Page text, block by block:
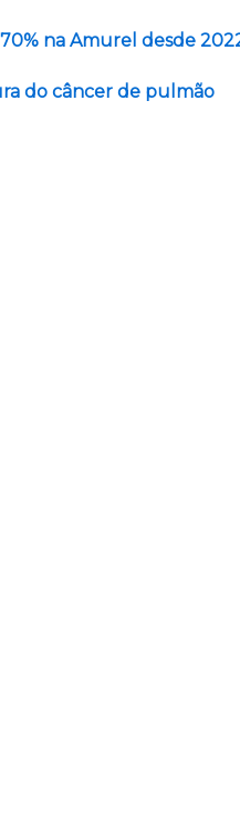
na Amurel desde
do câncer de pulmão